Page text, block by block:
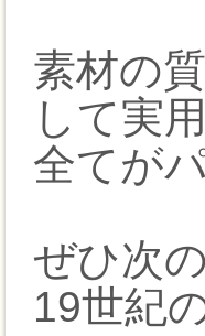
素材の
して実
全てが
ぜひ次
19世紀